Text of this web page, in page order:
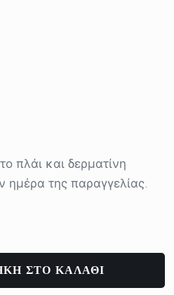
πλάι και δερματίνη
ημέρα της παραγγελίας.
ΣΤΟ ΚΑΛΑΘΙ